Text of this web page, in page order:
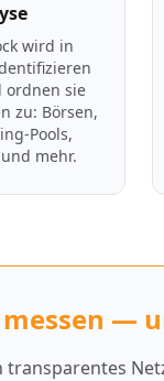
wird in
ordnen sie
zu: Börsen,
Pools,
mehr.
—
transparentes